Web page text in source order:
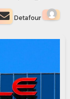
Detafour